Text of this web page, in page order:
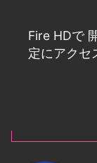
Fire HDで
定にアクセ